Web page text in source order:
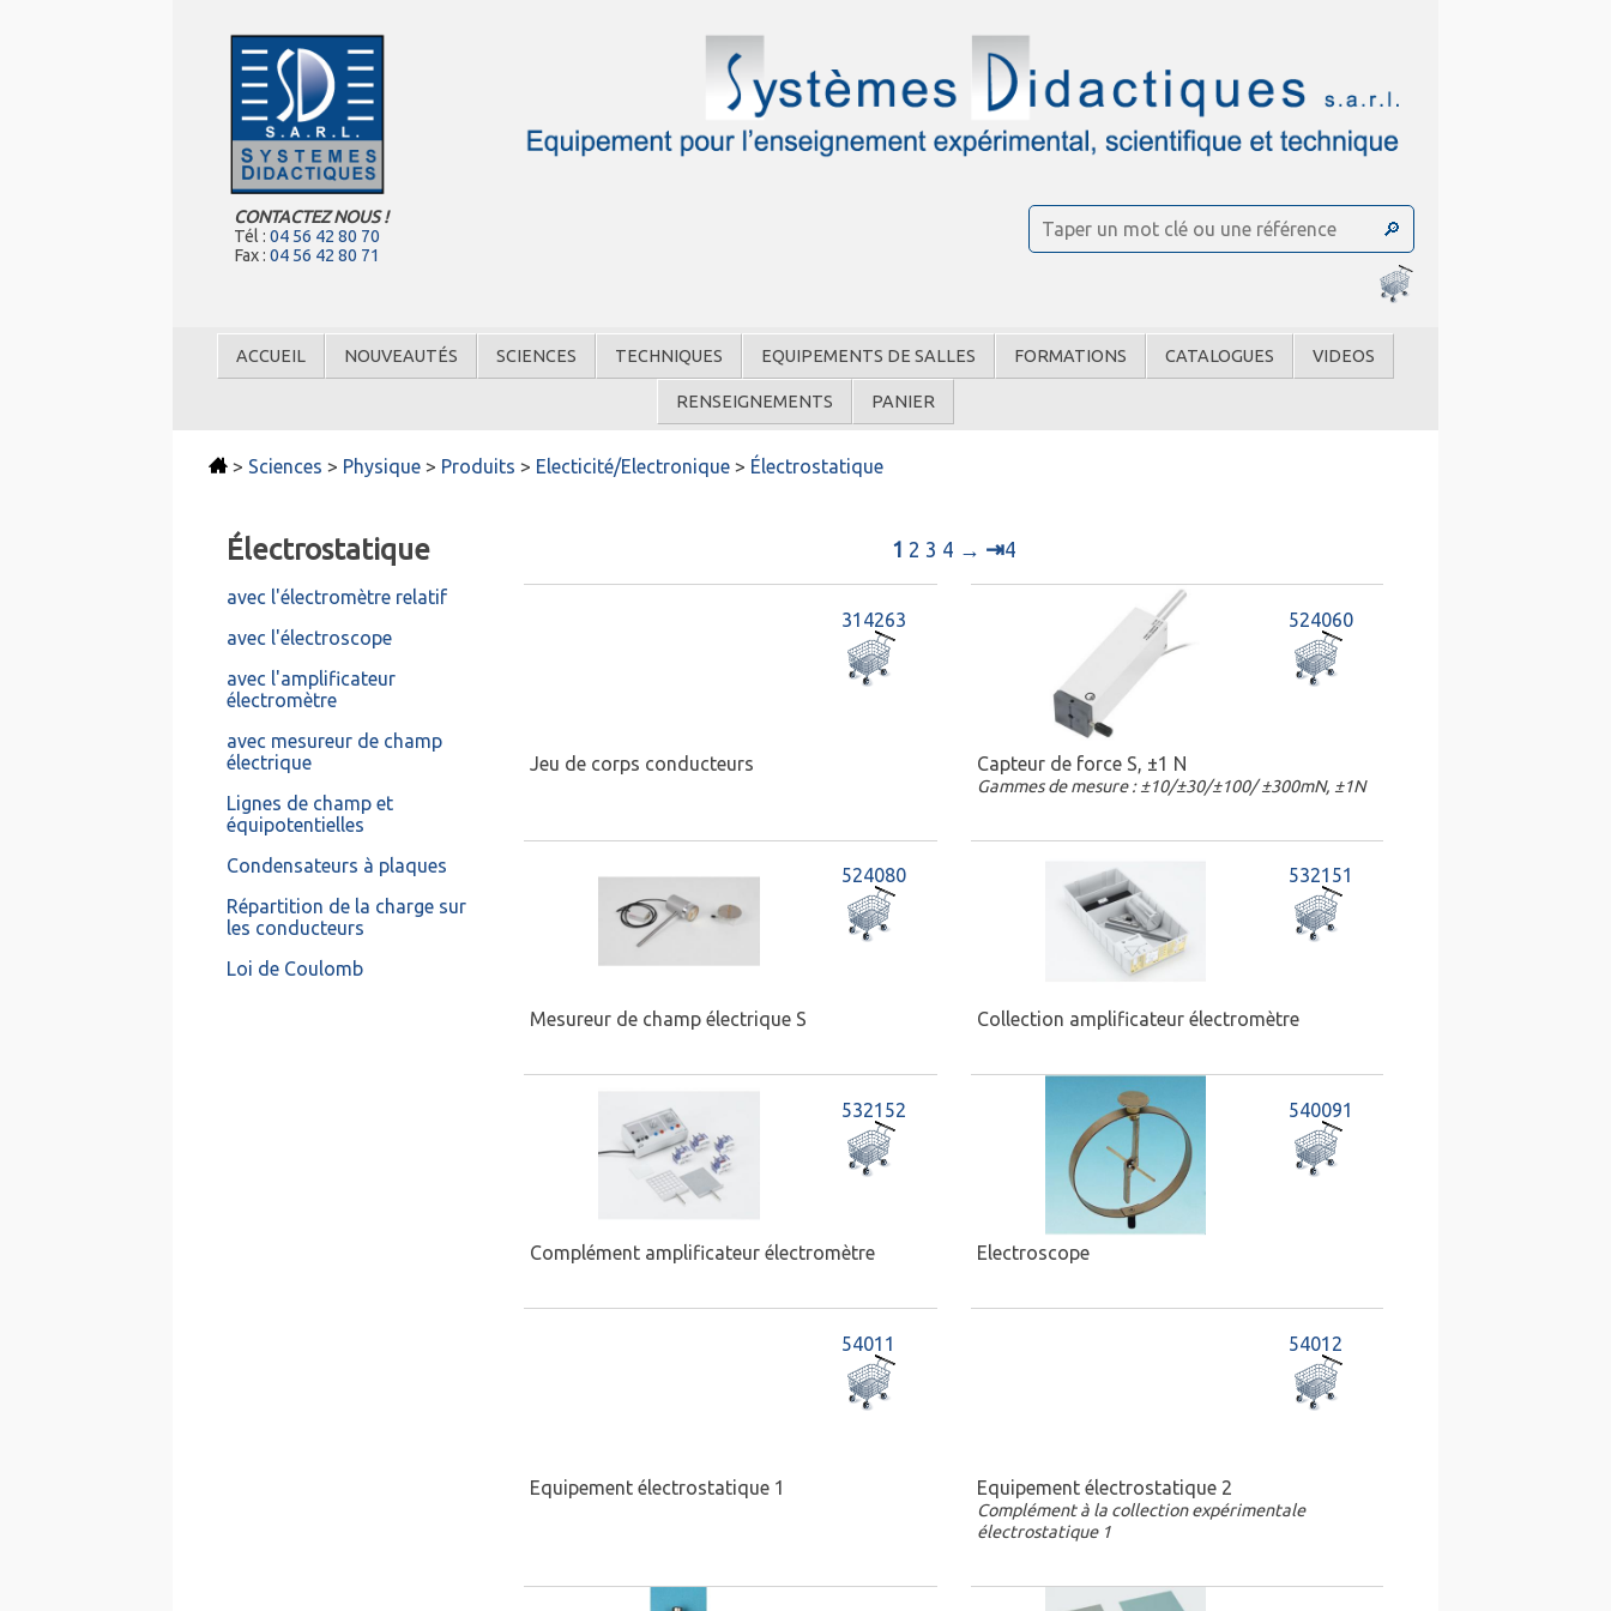
CONTACTEZ NOUS !
Tél : 04 56 42 80 70
Fax : 04 56 42 80 71
ACCUEIL NOUVEAUTÉS SCIENCES TECHNIQUES EQUIPEMENTS DE SALLES FORMATIONS CATALOGUES VIDEOS
RENSEIGNEMENTS PANIER
> Sciences > Physique > Produits > Electicité/Electronique > Électrostatique
Électrostatique
avec l'électromètre relatif
avec l'électroscope
avec l'amplificateur
électromètre
avec mesureur de champ
électrique
Lignes de champ et
équipotentielles
Condensateurs à plaques
Répartition de la charge sur
les conducteurs
Loi de Coulomb
1 2 3 4 → ⇥4
314263
Jeu de corps conducteurs
524060
Capteur de force S, ±1 N
Gammes de mesure : ±10/±30/±100/ ±300mN, ±1N
524080
Mesureur de champ électrique S
532151
Collection amplificateur électromètre
532152
Complément amplificateur électromètre
540091
Electroscope
54011
Equipement électrostatique 1
54012
Equipement électrostatique 2
Complément à la collection expérimentale
électrostatique 1